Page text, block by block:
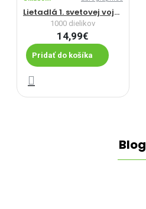
Lietadlá 1. svetovej vojny
1000 dielikov
14,99€
Pridať do košíka
Blog